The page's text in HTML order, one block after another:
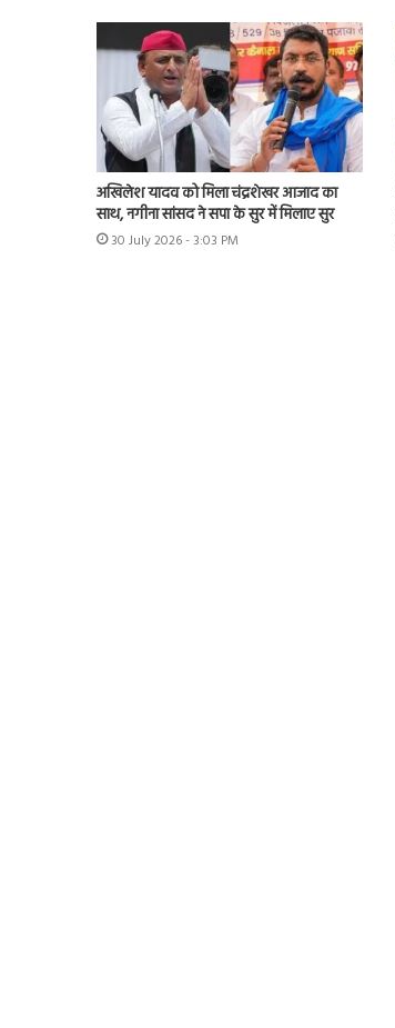
अखिलेश यादव को मिला चंद्रशेखर आजाद का
साथ, नगीना सांसद ने सपा के सुर में मिलाए सुर
30 July 2026 - 3:03 PM